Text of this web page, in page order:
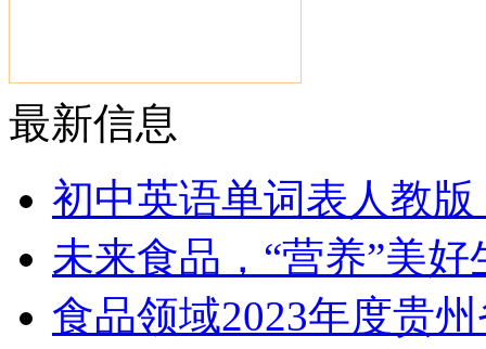
最新信息
初中英语单词表人教
未来食品，“营养”美好
食品领域2023年度贵